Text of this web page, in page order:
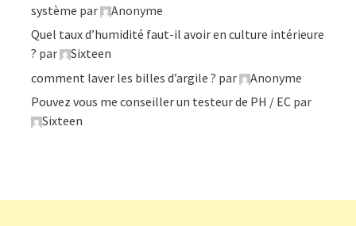
système par
Anonyme
Quel taux d’humidité faut-il avoir en culture intérieure
? par
Sixteen
comment laver les billes d’argile ? par
Anonyme
Pouvez vous me conseiller un testeur de PH / EC par
Sixteen